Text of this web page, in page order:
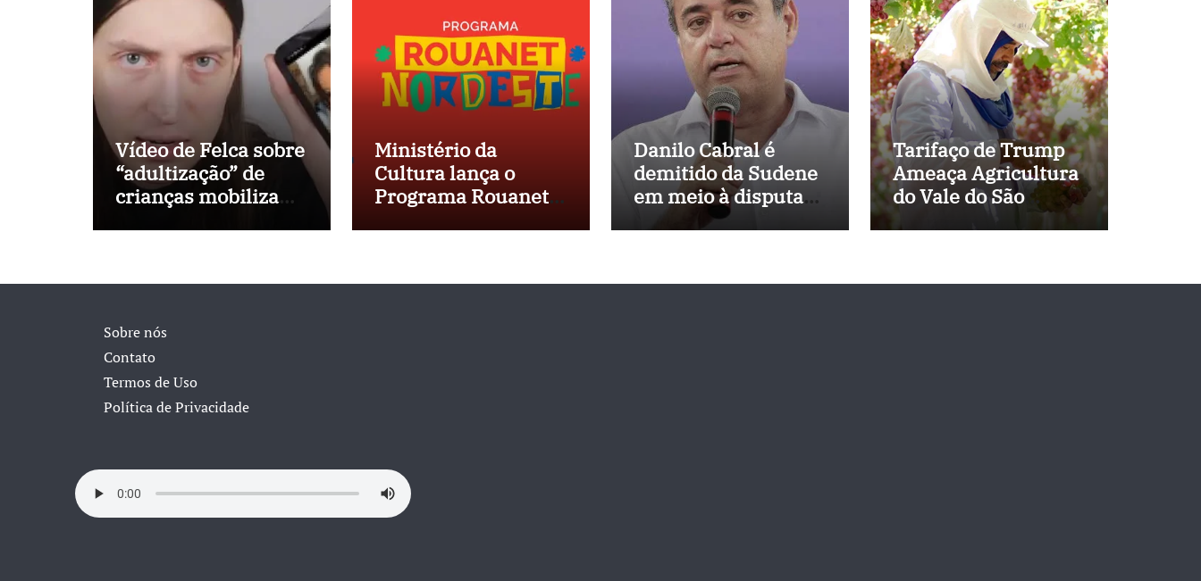
Vídeo de Felca sobre
“adultização” de
crianças mobiliza
Ministério da
Cultura lança o
Programa Rouanet
Danilo Cabral é
demitido da Sudene
em meio à disputa
política e pressão de
Tarifaço de Trump
Ameaça Agricultura
do Vale do São
Francisco, e
Sobre nós
Contato
Termos de Uso
Política de Privacidade